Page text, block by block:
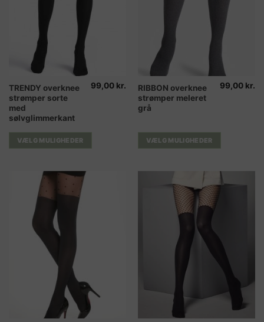
TRENDY overknee
strømper sorte
med
sølvglimmerkant
99,00 kr.
VÆLG MULIGHEDER
Dette
vare
har
flere
varianter.
Mulighederne
varesiden
RIBBON overknee
strømper meleret
grå
99,00 kr.
VÆLG MULIGHEDER
Dette
vare
har
varianter.
Mulighederne
vælges
varesiden